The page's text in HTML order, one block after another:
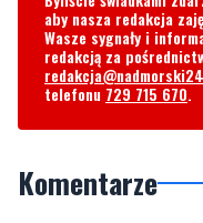
telefonu729 715 670.
Komentarze
Mieszkam w bloku obok.